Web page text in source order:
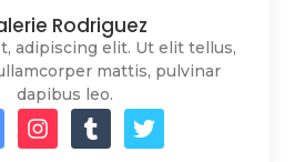
Rodriguez
adipiscing elit. Ut elit tellus,
mattis, pulvinar
dapibus leo.